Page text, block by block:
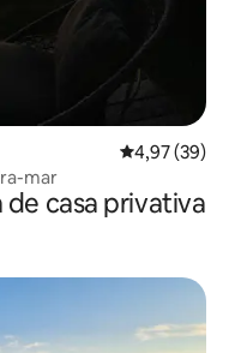
4,97 de uma
4,97 (39)
mar
casa privativa